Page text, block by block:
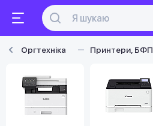
Оргтехніка Принтери, БФП